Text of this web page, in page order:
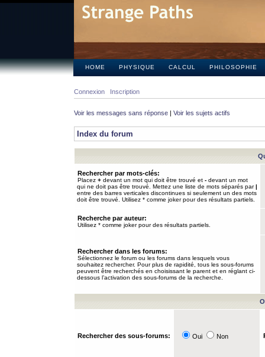
HOME PHYSIQUE CALCUL PHILOSOPHIE
Connexion Inscription
Voir les messages sans réponse | Voir les sujets actifs
Index du forum
Rechercher par mots-clés:
Placez + devant un mot qui doit être trouvé et - devant un mot
qui ne doit pas être trouvé. Mettez une liste de mots séparés par|
entre des barres verticales discontinues si seulement un des mots
doit être trouvé. Utilisez * comme joker pour des résultats partiels.
Recherche par auteur:
Utilisez * comme joker pour des résultats partiels.
Rechercher dans les forums:
Sélectionnez le forum ou les forums dans lesquels vous
souhaitez rechercher. Pour plus de rapidité, tous les sous-forums
peuvent être recherchés en choisissant le parent et en réglant ci-
dessous l’activation des sous-forums de la recherche.
Rechercher des sous-forums: Oui Non